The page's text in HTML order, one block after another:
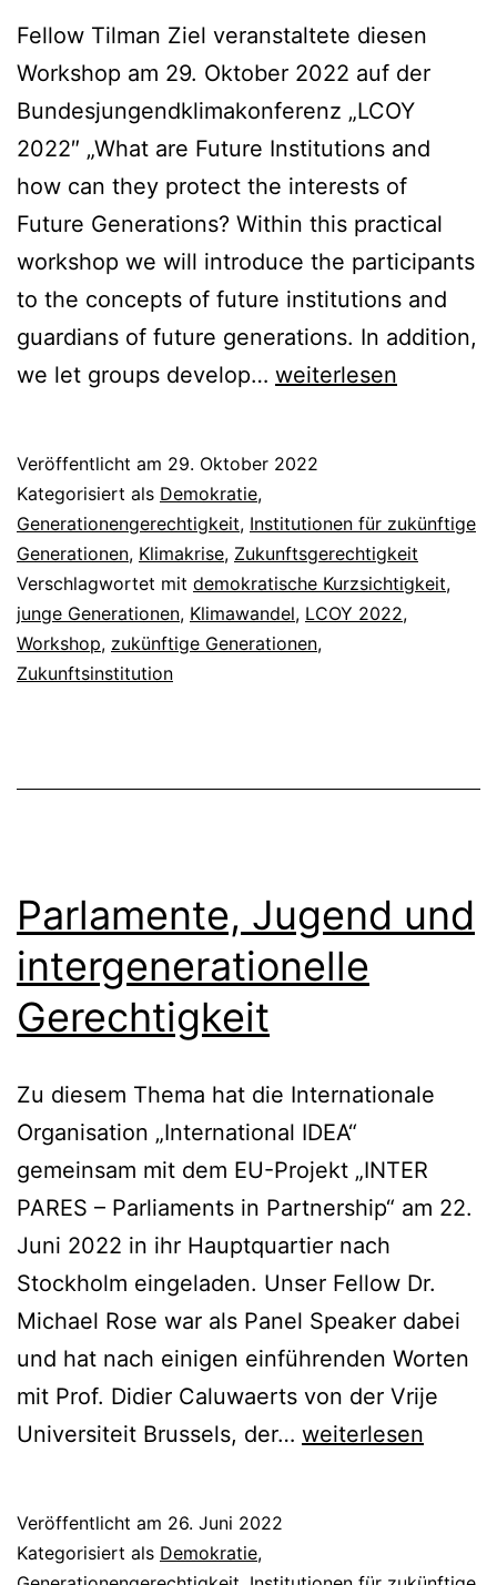
Fellow Tilman Ziel veranstaltete diesen
Workshop am 29. Oktober 2022 auf der
Bundesjungendklimakonferenz „LCOY
2022″ „What are Future Institutions and
how can they protect the interests of
Future Generations? Within this practical
workshop we will introduce the participants
to the concepts of future institutions and
guardians of future generations. In addition,
we let groups develop… Workshop:
in
Future
Institutions
weiterlesen
Veröffentlicht am 29. Oktober 2022
Kategorisiert als Demokratie,
Generationengerechtigkeit, Institutionen für zukünftige
Generationen, Klimakrise, Zukunftsgerechtigkeit
Verschlagwortet mit demokratische Kurzsichtigkeit,
junge Generationen, Klimawandel, LCOY 2022,
Workshop, zukünftige Generationen,
Zukunftsinstitution
Parlamente, Jugend und
intergenerationelle
Gerechtigkeit
Zu diesem Thema hat die Internationale
Organisation „International IDEA“
gemeinsam mit dem EU-Projekt „INTER
PARES – Parliaments in Partnership“ am 22.
Juni 2022 in ihr Hauptquartier nach
Stockholm eingeladen. Unser Fellow Dr.
Michael Rose war als Panel Speaker dabei
und hat nach einigen einführenden Worten
mit Prof. Didier Caluwaerts von der Vrije
Universiteit Brussels, der… Parlamente,
weiterlesen
Veröffentlicht am 26. Juni 2022
Kategorisiert als Demokratie,